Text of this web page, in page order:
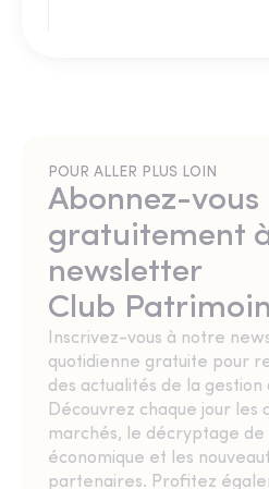
POUR ALLER PLUS LOIN
Abonnez-vous
gratuitement
newsletter
Club
Inscrivez-vous à notre
quotidienne gratuite pour
des actualités de la
Découvrez chaque jour les
marchés, le décryptage de
économique et les
partenaires. Profitez